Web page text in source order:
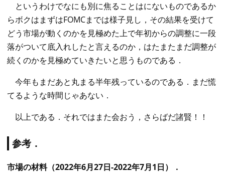
というわけでなにも別に焦ることはにないものであるか
らボクはまずはFOMCまでは様子見し，その結果を受けて
どう市場が動くのかを見極めた上で年初からの調整に一段
落がついて底入れしたと言えるのか，はたまたまだ調整が
続くのかを見極めていきたいと思うものである．
今年もまだあと丸まる半年残っているのである．まだ慌
てるような時間じゃあない．
以上である．それではまた会おう，さらばだ諸賢！！
参考．
市場の材料（2022年6月27日-2022年7月1日）．